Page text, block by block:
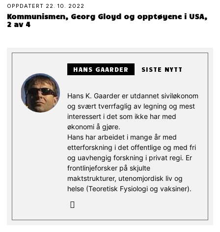
OPPDATERT 22. 10. 2022
Kommunismen, Georg Gloyd og opptøyene i USA,
2 av 4
HANS GAARDER SISTE NYTT
Hans K. Gaarder er utdannet siviløkonom
og svært tverrfaglig av legning og mest
interessert i det som ikke har med
økonomi å gjøre.
Hans har arbeidet i mange år med
etterforskning i det offentlige og med fri
og uavhengig forskning i privat regi. Er
frontlinjeforsker på skjulte
maktstrukturer, utenomjordisk liv og
helse (Teoretisk Fysiologi og vaksiner).